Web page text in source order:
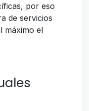
por eso
de servicios
máximo el